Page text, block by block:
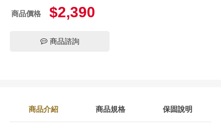
商品價格 $2,390
商品諮詢
商品介紹 商品規格 保固說明